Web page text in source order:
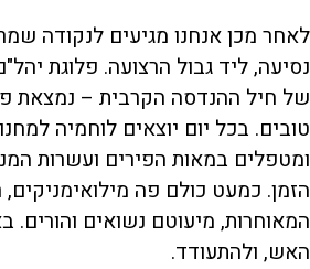
לאחר מכן אנחנו מגיעים לנקודה
נסיעה, ליד גבול הרצועה. פלוגת
של חיל ההנדסה הקרבית – נמצאת
טובים. בכל יום יוצאים לוחמיה
ומטפלים במאות הפירים ועשרות
הזמן. כמעט כולם פה
המאוחרות, מיעוטם נשואים והורים.
האש, ולהתעודד.